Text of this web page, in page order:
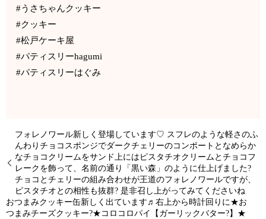
#うさちゃんクッキー
#クッキー
#松戸ケーキ屋
#パティスリーhagumi
#パティスリーはぐみ
フォレノワール新しく登場しています♡ スフレのような軽さのふ
んわりチョコスポンジでダークチェリーのコンポートとなめらか
なチョコクリームをサンド上にはピスタチオクリームとチョコフ
レークを飾って、名前の通り「黒い森」のように仕上げました?
チョコとチェリーの組み合わせが王道のフォレノワールですが、
ピスタチオとの相性も抜群? 是非召し上がってみてくださいね
おつまみクッキー缶新しく出ています♬右上から時計回りに★お
つまみチーズクッキー?★コロコロパイ【ガーリックバター?】★